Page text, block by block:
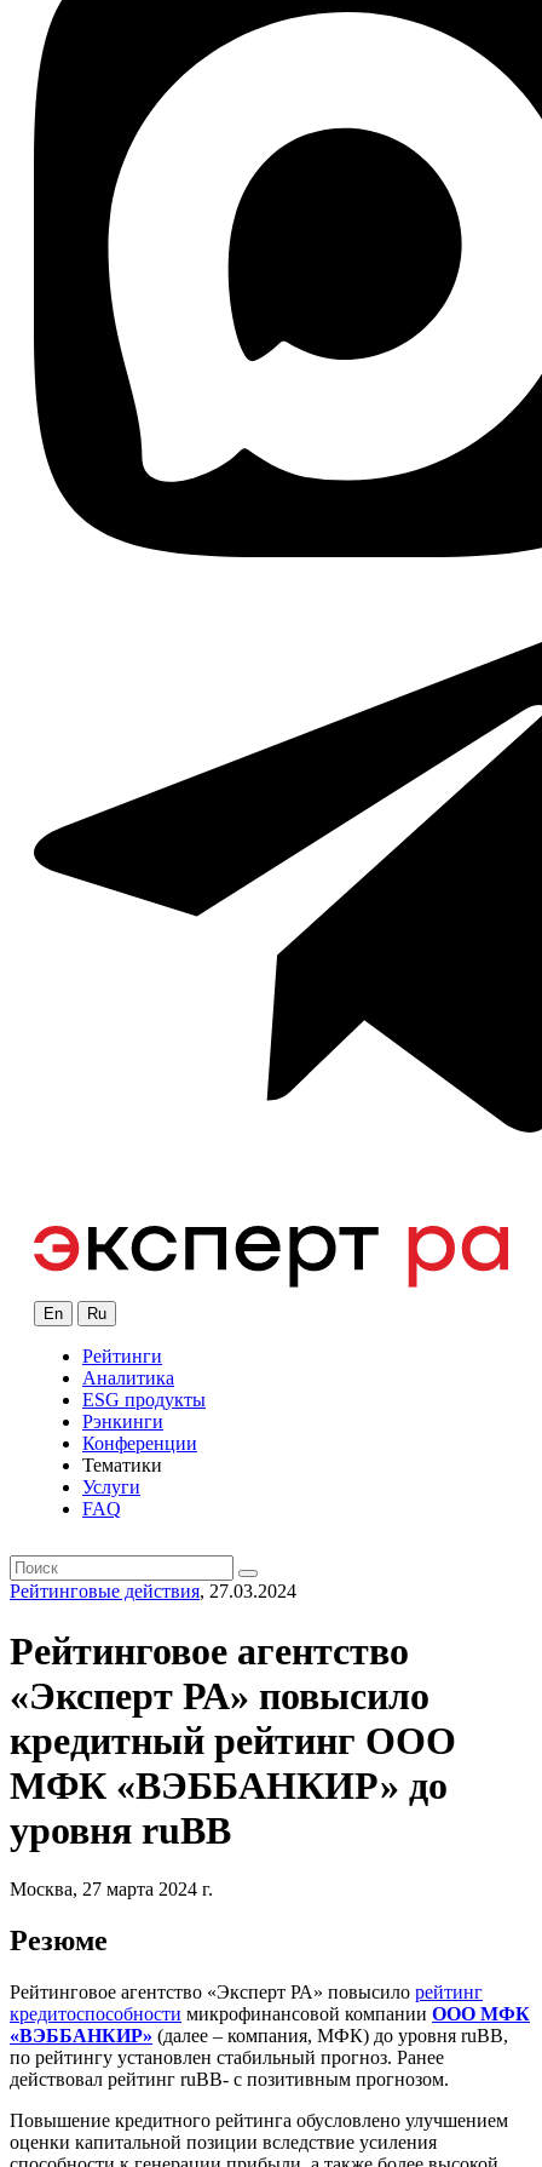
En Ru
Рейтинги
Аналитика
ESG продукты
Рэнкинги
Конференции
Тематики
Услуги
FAQ
Рейтинговые действия, 27.03.2024
Рейтинговое агентство
«Эксперт РА» повысило
кредитный рейтинг ООО
МФК «ВЭББАНКИР» до
уровня ruBB
Москва, 27 марта 2024 г.
Резюме
Рейтинговое агентство «Эксперт РА» повысило рейтинг
кредитоспособности микрофинансовой компании ООО МФК
«ВЭББАНКИР» (далее – компания, МФК) до уровня ruBB,
по рейтингу установлен стабильный прогноз. Ранее
действовал рейтинг ruBB- с позитивным прогнозом.
Повышение кредитного рейтинга обусловлено улучшением
оценки капитальной позиции вследствие усиления